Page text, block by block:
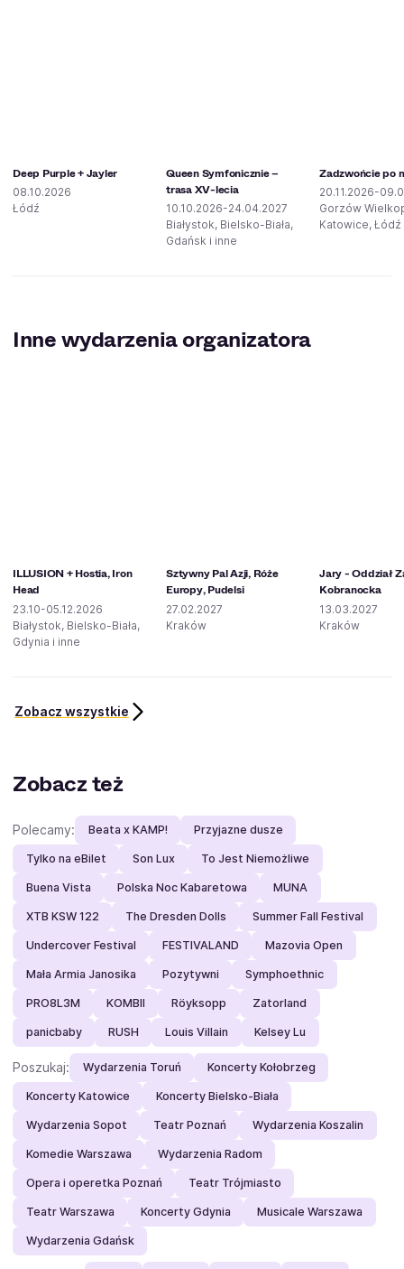
Deep Purple + Jayler
08.10.2026
Łódź
Queen Symfonicznie –
trasa XV-lecia
10.10.2026-24.04.2027
Białystok, Bielsko-Biała,
Gdańsk i inne
Zadzwońcie po
20.11.2026-
Gorzów
Katowice, Łódź
Inne wydarzenia organizatora
ILLUSION + Hostia, Iron
Head
23.10-05.12.2026
Białystok, Bielsko-Biała,
Gdynia i inne
Sztywny Pal Azji, Róże
Europy, Pudelsi
27.02.2027
Kraków
Jary - Oddział
Kobranocka
13.03.2027
Kraków
Zobacz wszystkie
Zobacz też
Polecamy: Beata x KAMP! Przyjazne dusze
Tylko na eBilet Son Lux To Jest Niemożliwe
Buena Vista Polska Noc Kabaretowa MUNA
XTB KSW 122 The Dresden Dolls Summer Fall Festival
Undercover Festival FESTIVALAND Mazovia Open
Mała Armia Janosika Pozytywni Symphoethnic
PRO8L3M KOMBII Röyksopp Zatorland
panicbaby RUSH Louis Villain Kelsey Lu
Poszukaj: Wydarzenia Toruń Koncerty Kołobrzeg
Koncerty Katowice Koncerty Bielsko-Biała
Wydarzenia Sopot Teatr Poznań Wydarzenia Koszalin
Komedie Warszawa Wydarzenia Radom
Opera i operetka Poznań Teatr Trójmiasto
Teatr Warszawa Koncerty Gdynia Musicale Warszawa
Wydarzenia Gdańsk